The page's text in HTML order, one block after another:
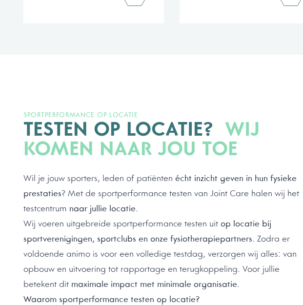
SPORTPERFORMANCE OP LOCATIE
TESTEN OP LOCATIE? WIJ
KOMEN NAAR JOU TOE
Wil je jouw sporters, leden of patiënten écht inzicht geven in hun fysieke
prestaties? Met de sportperformance testen van Joint Care halen wij het
testcentrum naar jullie locatie.
Wij voeren uitgebreide sportperformance testen uit op locatie bij
sportverenigingen, sportclubs en onze fysiotherapiepartners. Zodra er
voldoende animo is voor een volledige testdag, verzorgen wij alles: van
opbouw en uitvoering tot rapportage en terugkoppeling. Voor jullie
betekent dit maximale impact met minimale organisatie.
Waarom sportperformance testen op locatie?